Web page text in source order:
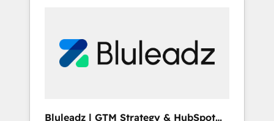
long-term value and a consistently strong
client experience.
Connectors, workflows, and data
architectures that make HubSpot the
Bluleadz | GTM Strategy & HubSpot